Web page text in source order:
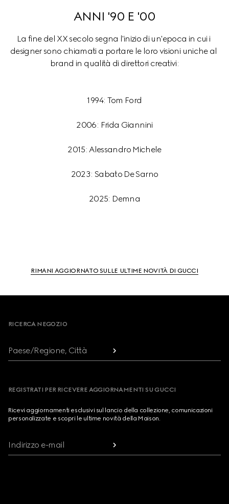
ANNI '90 E '00
La fine del XX secolo segna l'inizio di un'epoca in cui i
designer sono chiamati a portare le loro visioni uniche al
1994: Tom Ford
2006: Frida Giannini
2015: Alessandro Michele
2023: Sabato De Sarno
2025: Demna
RIMANI AGGIORNATO SULLE ULTIME NOVITÀ DI GUCCI
RICERCA NEGOZIO
Paese/Regione, Città
REGISTRATI PER RICEVERE AGGIORNAMENTI SU GUCCI
Ricevi aggiornamenti esclusivi sul lancio della collezione, comunicazioni
personalizzate e scopri le ultime novità della Maison.
Indirizzo e-mail